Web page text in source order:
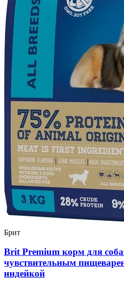
Брит
Brit Premium корм для
чувствительным
индейкой